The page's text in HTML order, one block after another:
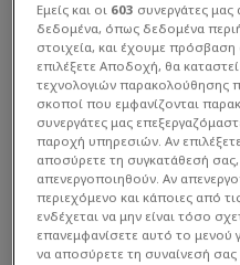
Εμείς και οι 603 συνεργάτες
δεδομένα, όπως δεδομένα
στοιχεία, και έχουμε
επιλέξετε Αποδοχή, θα
τεχνολογιών παρακολούθησης
σκοποί που εμφανίζονται
συνεργάτες μας
παροχή υπηρεσιών. Αν
αποσύρετε τη συγκατάθεσή σας,
απενεργοποιηθούν. Αν
περιεχόμενο και κάποιες από
ενδέχεται να μην είναι τόσο
επανεμφανίσετε αυτό το μενού
να αποσύρετε τη συναίνεσή